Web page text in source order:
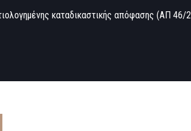
καταδικαστικής απόφασης (ΑΠ 46/